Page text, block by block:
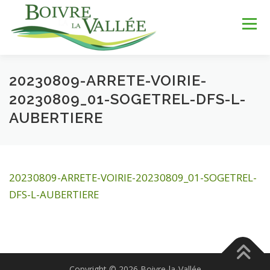
contenu
Menu
LA COMMUNE SERVICES JEUNESSE
20230809-ARRETE-VOIRIE-
20230809_01-SOGETREL-DFS-L-
AUBERTIERE
20230809-ARRETE-VOIRIE-20230809_01-SOGETREL-
DFS-L-AUBERTIERE